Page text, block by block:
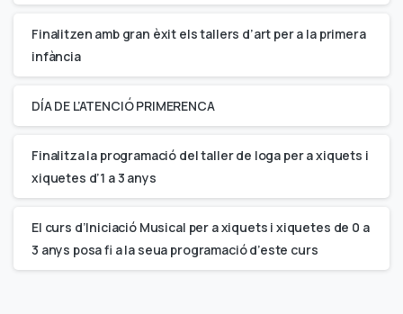
Finalitzen amb gran èxit els tallers d’art per a la primera
infància
DÍA DE L’ATENCIÓ PRIMERENCA
Finalitza la programació del taller de Ioga per a xiquets i
xiquetes d’1 a 3 anys
El curs d’Iniciació Musical per a xiquets i xiquetes de 0 a
3 anys posa fi a la seua programació d’este curs